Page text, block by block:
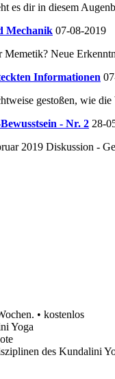
es dir in diesem
Mechanik 07-08-2019
Neue
Informationen
gestoßen, wie
- Nr. 2 28-
2019 Diskussion -
• kostenlos
Yoga
des Kundalini